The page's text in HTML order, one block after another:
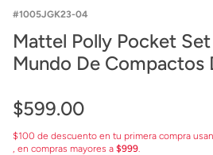
1005JGK23-04
Mattel Polly Pocket
Mundo De Compactos
$599.00
$100 de descuento en tu primera compra
, en compras mayores a $999.